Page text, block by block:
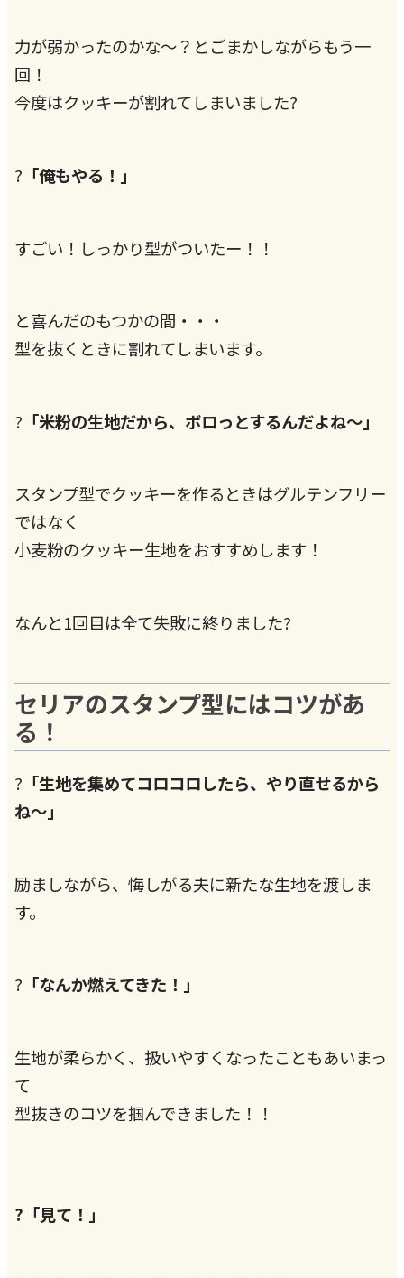
力が弱かったのかな〜？とごまかしながらもう一
回！
今度はクッキーが割れてしまいました?
? 「俺もやる！」
すごい！しっかり型がついたー！！
と喜んだのもつかの間・・・
型を抜くときに割れてしまいます。
? 「米粉の生地だから、ボロっとするんだよね～」
スタンプ型でクッキーを作るときはグルテンフリー
ではなく
小麦粉のクッキー生地をおすすめします！
なんと1回目は全て失敗に終りました?
セリアのスタンプ型にはコツがあ
る！
? 「生地を集めてコロコロしたら、やり直せるから
ね～」
励ましながら、悔しがる夫に新たな生地を渡しま
す。
? 「なんか燃えてきた！」
生地が柔らかく、扱いやすくなったこともあいまっ
て
型抜きのコツを掴んできました！！
?「見て！」